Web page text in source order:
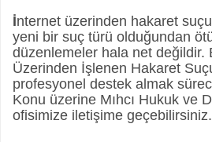
İnternet üzerinden hakaret
yeni bir suç türü olduğundan
düzenlemeler hala net değildir.
Üzerinden İşlenen Hakaret
profesyonel destek almak
Konu üzerine Mıhcı Hukuk ve
ofisimize iletişime geçebilirsiniz.